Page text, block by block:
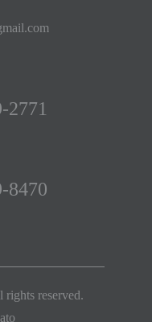
2771
8470
reserved.